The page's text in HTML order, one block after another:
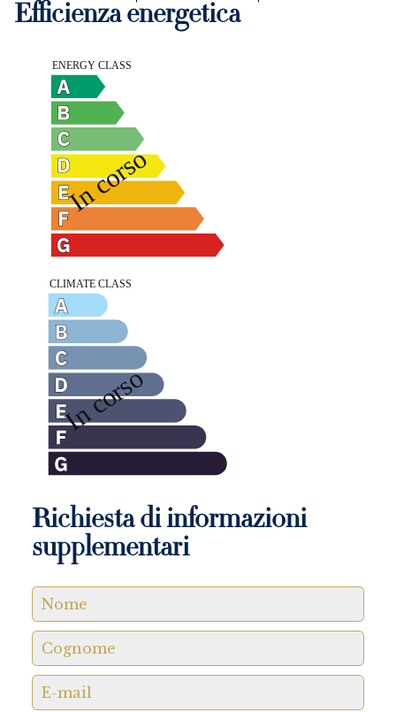
Efficienza energetica
Richiesta di informazioni
supplementari